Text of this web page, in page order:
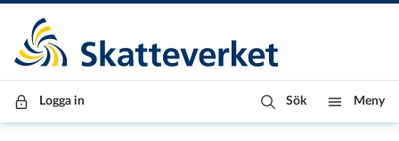
Till innehåll
Till navigationen
Till chattrobot
Logga in Sök Meny